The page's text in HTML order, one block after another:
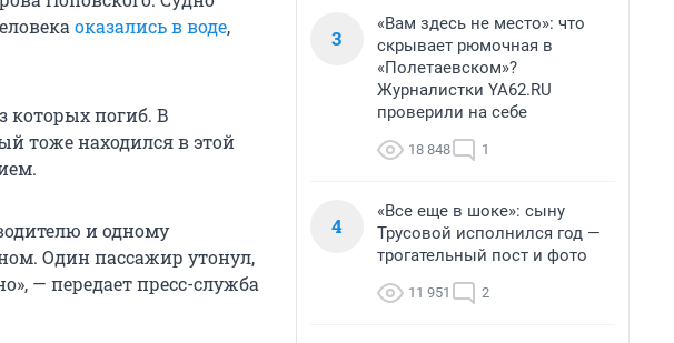
оказались в воде,
которых погиб. В
тоже находился в этой
и одному
Один пассажир утонул,
— передает пресс-служба
3
«Вам здесь не место»: что
скрывает рюмочная в
«Полетаевском»?
Журналистки YA62.RU
проверили на себе
18 848 1
4
«Все еще в шоке»: сыну
Трусовой исполнился год —
трогательный пост и фото
11 951 2